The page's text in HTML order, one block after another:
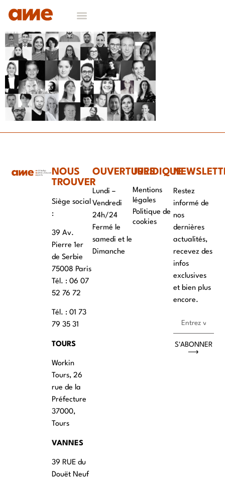
NOUS
TROUVER
Siège social
:
39 Av.
Pierre 1er
de Serbie
75008 Paris
Tél. : ‭06 07
52 76 72
Tél. : 01 73
79 35 31
TOURS
Workin
Tours, 26
rue de la
Préfecture
37000,
Tours
VANNES
39 RUE du
Douët Neuf
OUVERTURES
Lundi –
Vendredi
24h/24
Fermé le
samedi et le
Dimanche
JURIDIQUE
Mentions
légales
Politique de
cookies
Restez
informé de
nos
dernières
actualités,
recevez des
infos
exclusives
et bien plus
encore.
S'ABONNER
⟶